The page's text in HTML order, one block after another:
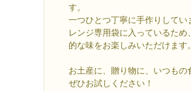
す。
一つひとつ丁寧に手作りしてい
レンジ専用袋に入っているた
的な味をお楽しみいただけます。
お土産に、贈り物に、いつもの
ぜひお試しください！